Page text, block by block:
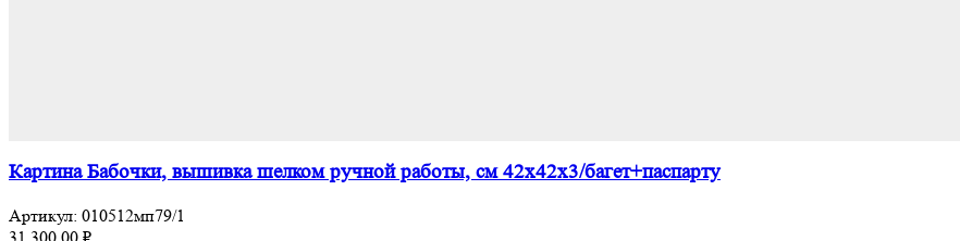
Картина Бабочки, вышивка шелком ручной работы, см 42х42х3/багет+паспарту
Артикул: 010512мп79/1